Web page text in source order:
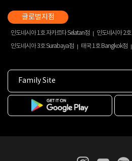
인도네시아 1호 자카르타 Selatan점
인도네시아 2
인도네시아 3호 Surabaya점
태국 1호 Bangkok점
Family Site